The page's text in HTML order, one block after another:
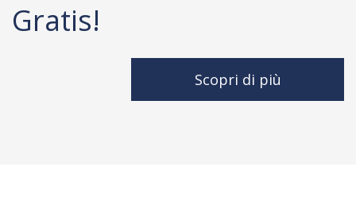
Gratis!
Scopri di più